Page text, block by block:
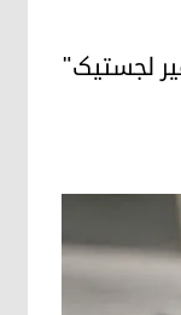
لجستیک"